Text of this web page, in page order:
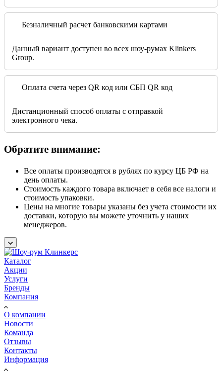
Безналичный расчет банковскими картами
Данный вариант доступен во всех шоу-румах Klinkers
Group.
Оплата счета через QR код или СБП QR код
Дистанционный способ оплаты с отправкой
электронного чека.
Обратите внимание:
Все оплаты производятся в рублях по курсу ЦБ РФ на
день оплаты.
Стоимость каждого товара включает в себя все налоги и
стоимость упаковки.
Цены на многие товары указаны без учета стоимости их
доставки, которую вы можете уточнить у наших
менеджеров.
Каталог
Акции
Услуги
Бренды
Компания
О компании
Новости
Команда
Отзывы
Контакты
Информация